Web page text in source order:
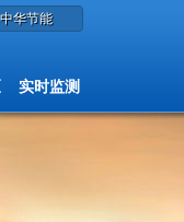
中华节能
实时监测